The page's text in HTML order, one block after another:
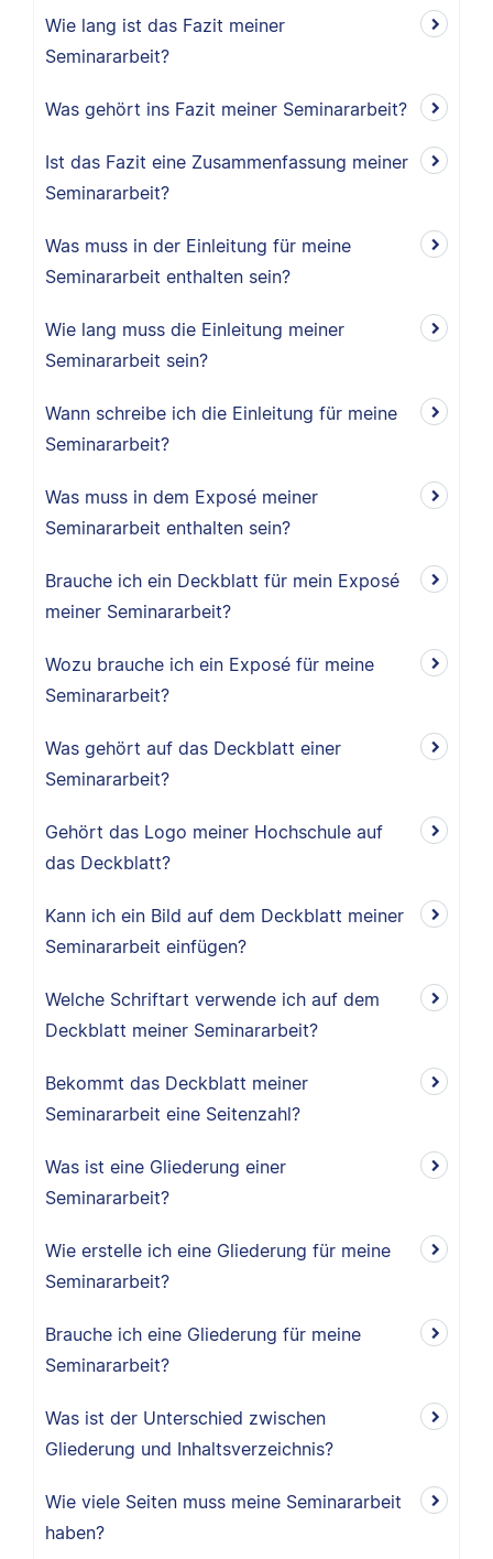
Wie lang ist das Fazit meiner
Seminararbeit?
Was gehört ins Fazit meiner Seminararbeit?
Ist das Fazit eine Zusammenfassung meiner
Seminararbeit?
Was muss in der Einleitung für meine
Seminararbeit enthalten sein?
Wie lang muss die Einleitung meiner
Seminararbeit sein?
Wann schreibe ich die Einleitung für meine
Seminararbeit?
Was muss in dem Exposé meiner
Seminararbeit enthalten sein?
Brauche ich ein Deckblatt für mein Exposé
meiner Seminararbeit?
Wozu brauche ich ein Exposé für meine
Seminararbeit?
Was gehört auf das Deckblatt einer
Seminararbeit?
Gehört das Logo meiner Hochschule auf
das Deckblatt?
Kann ich ein Bild auf dem Deckblatt meiner
Seminararbeit einfügen?
Welche Schriftart verwende ich auf dem
Deckblatt meiner Seminararbeit?
Bekommt das Deckblatt meiner
Seminararbeit eine Seitenzahl?
Was ist eine Gliederung einer
Seminararbeit?
Wie erstelle ich eine Gliederung für meine
Seminararbeit?
Brauche ich eine Gliederung für meine
Seminararbeit?
Was ist der Unterschied zwischen
Gliederung und Inhaltsverzeichnis?
Wie viele Seiten muss meine Seminararbeit
haben?